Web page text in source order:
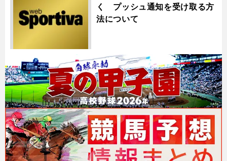
く プッシュ通知を受け取る方
法について